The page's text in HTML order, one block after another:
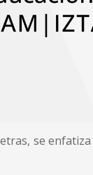
se enfatiza